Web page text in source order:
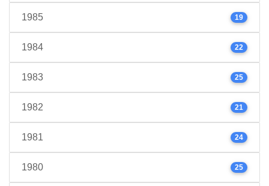
1985 19
1984 22
1983 25
1982 21
1981 24
1980 25